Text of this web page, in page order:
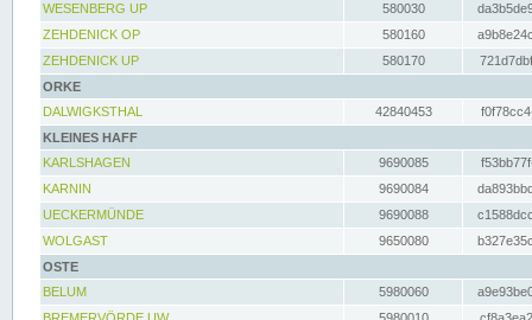
WESENBERG UP
580030
ZEHDENICK OP
580160
ZEHDENICK UP
580170
ORKE
DALWIGKSTHAL
42840453
KLEINES HAFF
KARLSHAGEN
9690085
KARNIN
9690084
UECKERMÜNDE
9690088
WOLGAST
9650080
OSTE
BELUM
5980060